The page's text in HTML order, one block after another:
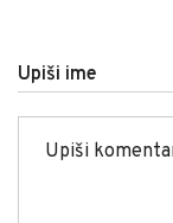
Upiši ime